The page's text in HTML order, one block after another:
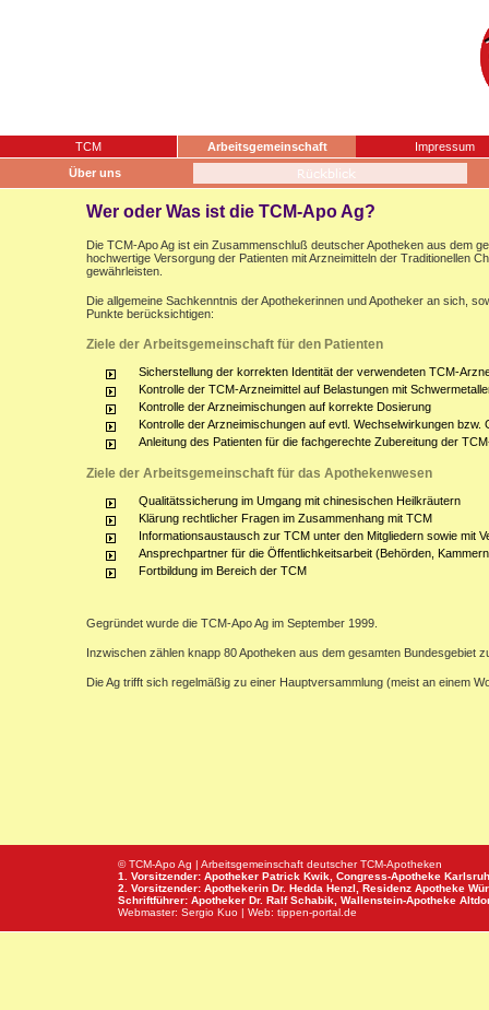
TCM Arbeitsgemeinschaft
Impressum
Über uns
Wer oder Was ist die TCM-Apo Ag?
Die TCM-Apo Ag ist ein Zusammenschluß deutscher Apotheken aus dem
hochwertige Versorgung der Patienten mit Arzneimitteln der Traditionellen
gewährleisten.
Die allgemeine Sachkenntnis der Apothekerinnen und Apotheker an sich,
Punkte berücksichtigen:
Ziele der Arbeitsgemeinschaft für den Patienten
Sicherstellung der korrekten Identität der verwendeten TCM-
Kontrolle der TCM-Arzneimittel auf Belastungen mit
Kontrolle der Arzneimischungen auf korrekte Dosierung
Kontrolle der Arzneimischungen auf evtl. Wechselwirkungen
Anleitung des Patienten für die fachgerechte Zubereitung der
Ziele der Arbeitsgemeinschaft für das Apothekenwesen
Qualitätssicherung im Umgang mit chinesischen Heilkräutern
Klärung rechtlicher Fragen im Zusammenhang mit TCM
Informationsaustausch zur TCM unter den Mitgliedern sowie mit
Ansprechpartner für die Öffentlichkeitsarbeit (Behörden,
Fortbildung im Bereich der TCM
Gegründet wurde die TCM-Apo Ag im September 1999.
Inzwischen zählen knapp 80 Apotheken aus dem gesamten Bundesgebiet
Die Ag trifft sich regelmäßig zu einer Hauptversammlung (meist an einem
© TCM-Apo Ag | Arbeitsgemeinschaft deutscher TCM-Apotheken
1. Vorsitzender: Apotheker Patrick Kwik, Congress-Apotheke
2. Vorsitzender: Apothekerin Dr. Hedda Henzl, Residenz Apotheke
Schriftführer: Apotheker Dr. Ralf Schabik, Wallenstein-Apotheke
Webmaster: Sergio Kuo | Web: tippen-portal.de